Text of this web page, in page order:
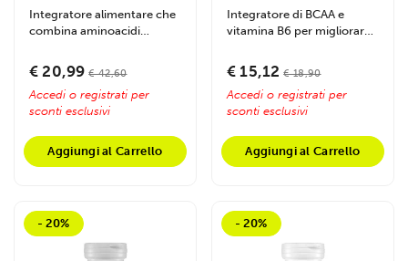
Integratore alimentare che
combina aminoacidi
in un'unica...
€ 20,99 € 42,60
Accedi o registrati per
sconti esclusivi
Aggiungi al Carrello
Integratore di BCAA e
vitamina B6 per migliorare
recupero...
€ 15,12 € 18,90
Accedi o registrati per
sconti esclusivi
Aggiungi al Carrello
- 20% - 20%